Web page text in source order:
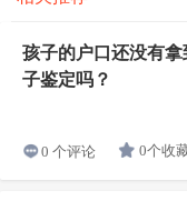
孩子的户口还没有
子鉴定吗？
0 个评论 0个收